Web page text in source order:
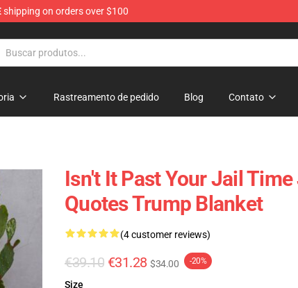
shipping on orders over $100
Rastreamento de pedido Blog Contato
Isn't It Past Your Jail
Quotes Trump Blanket
(4 customer reviews)
€39.10 €31.28 $34.00 -20%
Size